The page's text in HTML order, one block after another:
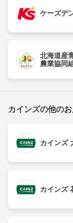
ケーズデ
北海道産
農業協同
カインズの他の
カインズ
カインズ